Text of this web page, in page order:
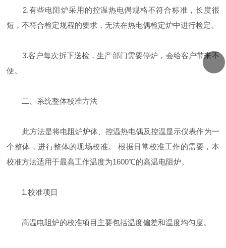
2.有些电阻炉采用的控温热电偶规格不符合标准，长度很
短，不符合检定规程的要求，无法在热电偶检定炉中进行检定。
3.客户每次拆下送检，生产部门需要停炉，会给客户带来不
便。
二、系统整体校准方法
此方法是将电阻炉炉体、控温热电偶及控温显示仪表作为一
个整体，进行整体的现场校准。 根据日常校准工作的需要，本
校准方法适用于最高工作温度为1600℃的高温电阻炉。
1.校准项目
高温电阻炉的校准项目主要包括温度偏差和温度均匀度。